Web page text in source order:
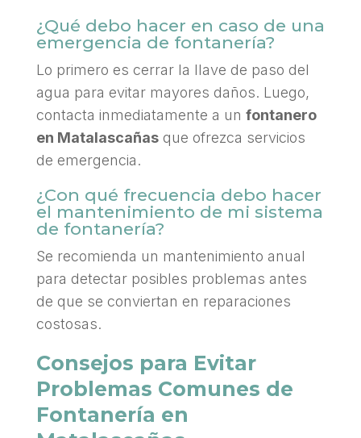
¿Qué debo hacer en caso de una
emergencia de fontanería?
Lo primero es cerrar la llave de paso del
agua para evitar mayores daños. Luego,
contacta inmediatamente a un fontanero
en Matalascañasque ofrezca servicios
de emergencia.
¿Con qué frecuencia debo hacer
el mantenimiento de mi sistema
de fontanería?
Se recomienda un mantenimiento anual
para detectar posibles problemas antes
de que se conviertan en reparaciones
costosas.
Consejos para Evitar
Problemas Comunes de
Fontanería en